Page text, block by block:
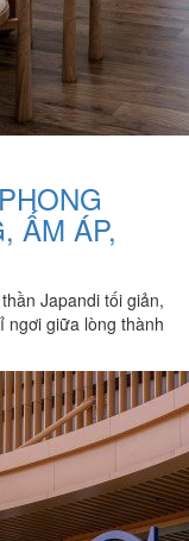
ẤM ÁP,
Japandi tối giản,
ngơi giữa lòng thành